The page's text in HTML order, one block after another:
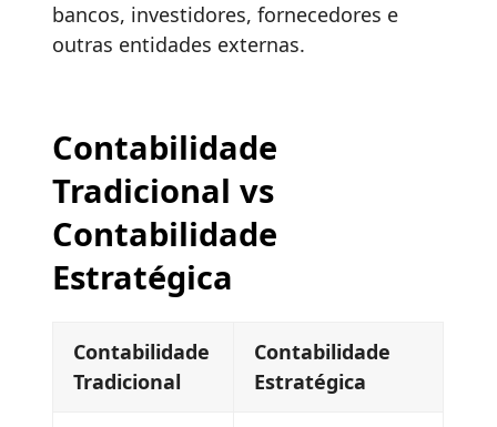
bancos, investidores, fornecedores e
outras entidades externas.
Contabilidade
Tradicional vs
Contabilidade
Estratégica
Contabilidade
Tradicional
Contabilidade
Estratégica